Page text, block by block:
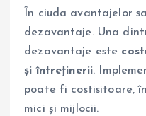
În ciuda avantajelor
dezavantaje. Una
dezavantaje este
și întreținerii.
poate fi costisitoare,
mici și mijlocii.